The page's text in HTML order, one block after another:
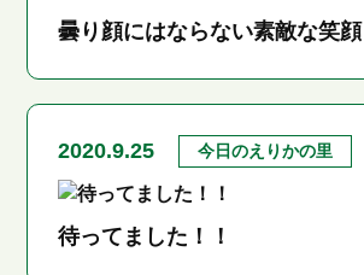
曇り顔にはならない素敵な笑顔
2020.9.25 今日のえりかの里
待ってました！！